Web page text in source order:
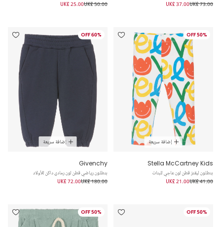
UK£ 73.00
UK£ 37.00
UK£ 50.00
UK£ 25.00
50% OFF
إضافة سريعة
Stella McCartney Kids
بنطلون ليقنز قطن لون عاجي للبنات
UK£ 41.00
UK£ 21.00
60% OFF
إضافة سريعة
Givenchy
بنطلون رياضي قطن لون رمادي داكن للأولاد
UK£ 180.00
UK£ 72.00
50% OFF
50% OFF